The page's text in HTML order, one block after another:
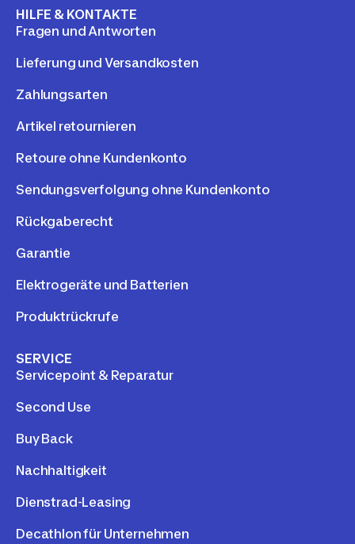
HILFE & KONTAKTE
Fragen und Antworten
Lieferung und Versandkosten
Zahlungsarten
Artikel retournieren
Retoure ohne Kundenkonto
Sendungsverfolgung ohne Kundenkonto
Rückgaberecht
Garantie
Elektrogeräte und Batterien
Produktrückrufe
SERVICE
Servicepoint & Reparatur
Second Use
Buy Back
Nachhaltigkeit
Dienstrad-Leasing
Decathlon für Unternehmen